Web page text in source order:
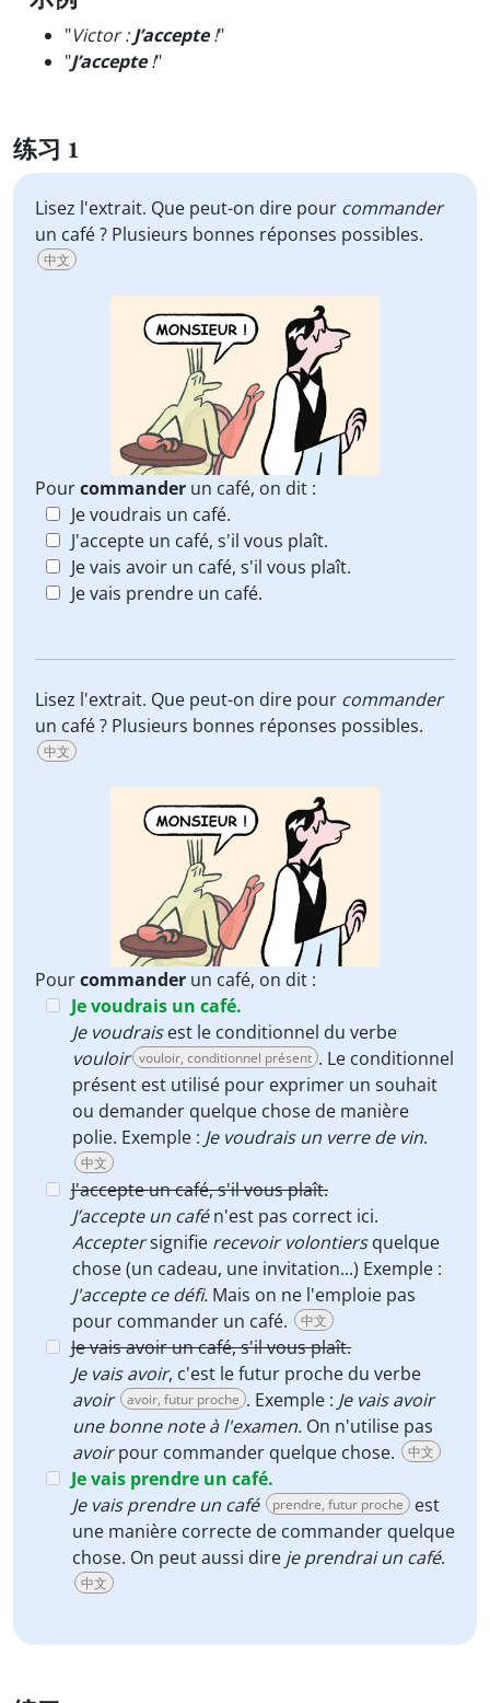
"Victor :J’accepte!"
"J’accepte!"
练习 1
Lisez l'extrait. Que peut-on dire pour commander
un café ? Plusieurs bonnes réponses possibles.
中文
Pourcommander un café, on dit :
Je voudrais un café.
J'accepte un café, s'il vous plaît.
Je vais avoir un café, s'il vous plaît.
Je vais prendre un café.
Lisez l'extrait. Que peut-on dire pour commander
un café ? Plusieurs bonnes réponses possibles.
中文
Pourcommander un café, on dit :
Je voudrais un café.
Je voudraisest le conditionnel du verbe
vouloir vouloir, conditionnel présent . Le conditionnel
présent est utilisé pour exprimer un souhait
ou demander quelque chose de manière
polie. Exemple : Je voudrais un verre de vin.
中文
J'accepte un café, s'il vous plaît.
J’accepte un cafén'est pas correct ici.
Acceptersignifie recevoir volontiersquelque
chose (un cadeau, une invitation...) Exemple :
J'accepte ce défi. Mais on ne l'emploie pas
pour commander un café.
中文
Je vais avoir un café, s'il vous plaît.
Je vais avoir, c'est le futur proche du verbe
avoir avoir, futur proche . Exemple : Je vais avoir
une bonne note à l'examen. On n'utilise pas
avoirpour commander quelque chose. 中文
Je vais prendre un café.
Je vais prendre un café
prendre, futur proche
est
une manière correcte de commander quelque
chose. On peut aussi dire je prendrai un café.
中文